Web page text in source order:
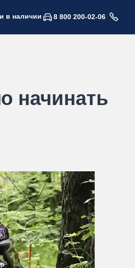
в наличии 8 800 200-02-06
начинать